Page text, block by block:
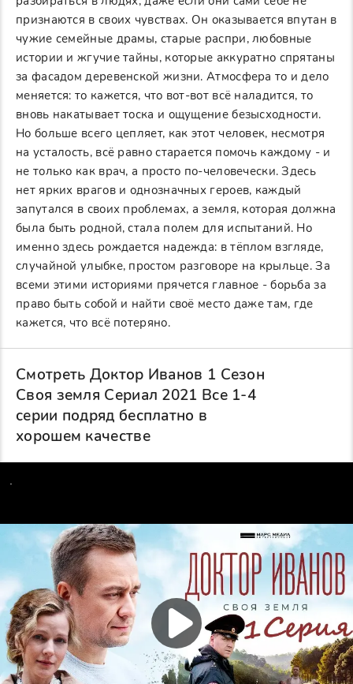
признаются в своих чувствах. Он оказывается впутан в
чужие семейные драмы, старые распри, любовные
истории и жгучие тайны, которые аккуратно спрятаны
за фасадом деревенской жизни. Атмосфера то и дело
меняется: то кажется, что вот-вот всё наладится, то
вновь накатывает тоска и ощущение безысходности.
Но больше всего цепляет, как этот человек, несмотря
на усталость, всё равно старается помочь каждому - и
не только как врач, а просто по-человечески. Здесь
нет ярких врагов и однозначных героев, каждый
запутался в своих проблемах, а земля, которая должна
была быть родной, стала полем для испытаний. Но
именно здесь рождается надежда: в тёплом взгляде,
случайной улыбке, простом разговоре на крыльце. За
всеми этими историями прячется главное - борьба за
право быть собой и найти своё место даже там, где
кажется, что всё потеряно.
Смотреть Доктор Иванов 1 Сезон
Своя земля Сериал 2021 Все 1-4
серии подряд бесплатно в
хорошем качестве